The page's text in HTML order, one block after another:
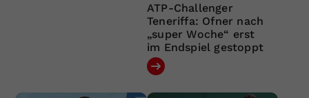
ATP-Challenger
Teneriffa: Ofner nach
„super Woche“ erst
im Endspiel gestoppt